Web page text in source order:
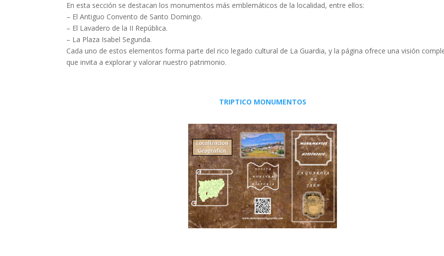
En esta sección se destacan los monumentos más emblemáticos de la localidad, entre ellos:
– El Antiguo Convento de Santo Domingo.
– El Lavadero de la II República.
– La Plaza Isabel Segunda.
Cada uno de estos elementos forma parte del rico legado cultural de La Guardia, y la página ofrece una visión
que invita a explorar y valorar nuestro patrimonio.
TRIPTICO MONUMENTOS